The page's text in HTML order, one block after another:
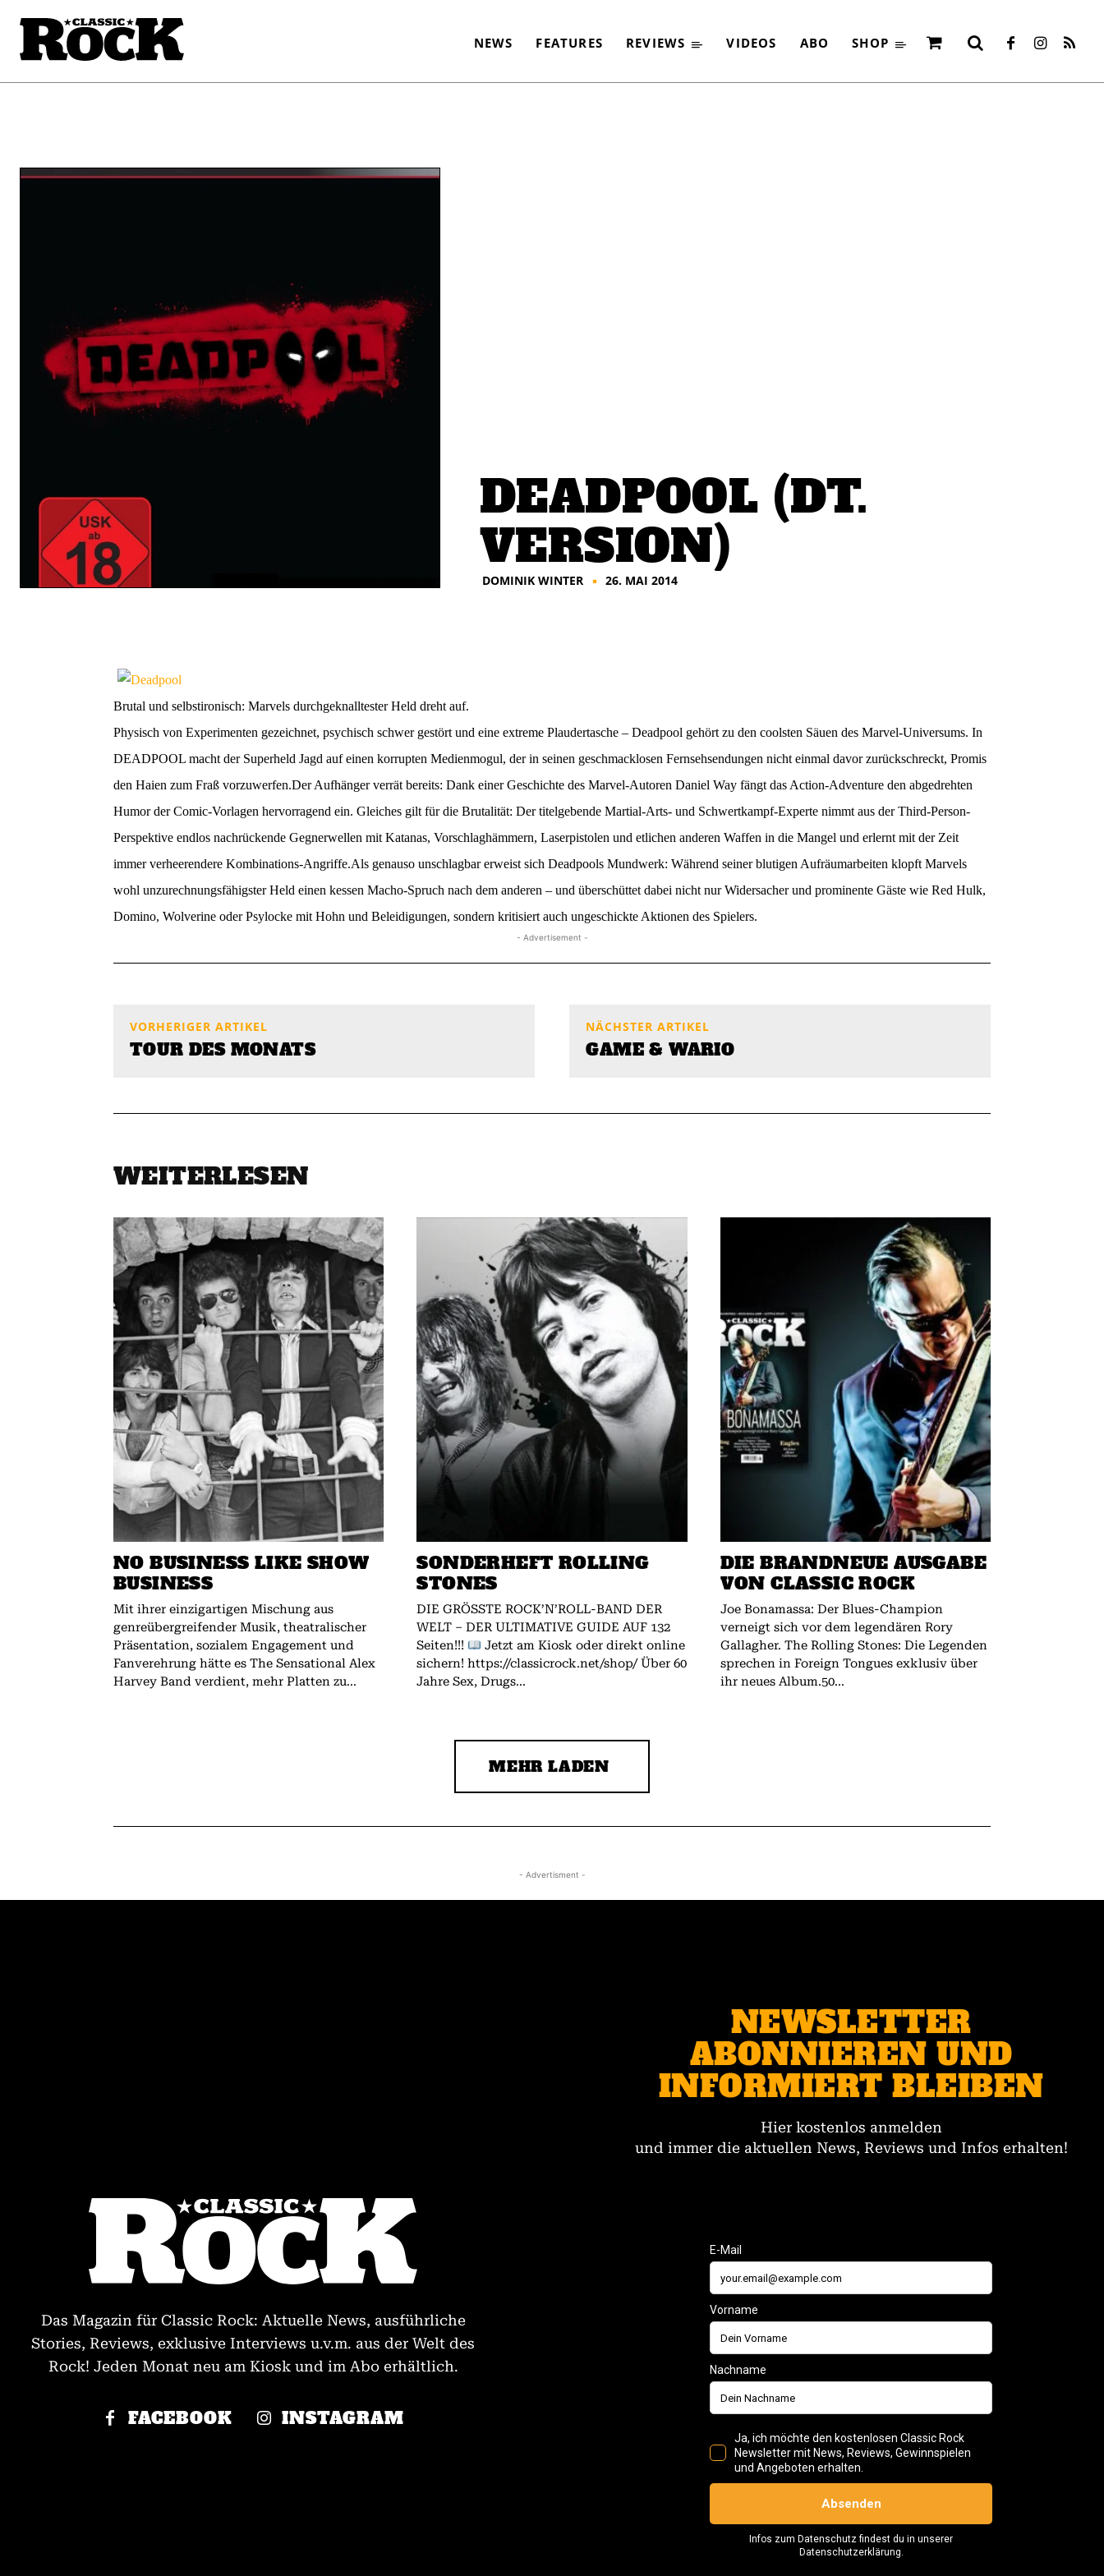
NEWS FEATURES REVIEWS VIDEOS ABO SHOP
DEADPOOL (DT.
VERSION)
DOMINIK WINTER ■ 26. MAI 2014
Brutal und selbstironisch: Marvels durchgeknalltester Held dreht auf.
Physisch von Experimenten gezeichnet, psychisch schwer gestört und eine extreme Plaudertasche – Deadpool gehört zu den coolsten Säuen des Marvel-Universums. In
DEADPOOL macht der Superheld Jagd auf einen korrupten Medienmogul, der in seinen geschmacklosen Fernsehsendungen nicht einmal davor zurückschreckt, Promis
den Haien zum Fraß vorzuwerfen.Der Aufhänger verrät bereits: Dank einer Geschichte des Marvel-Autoren Daniel Way fängt das Action-Adventure den abgedrehten
Humor der Comic-Vorlagen hervorragend ein. Gleiches gilt für die Brutalität: Der titelgebende Martial-Arts- und Schwertkampf-Experte nimmt aus der Third-Person-
Perspektive endlos nachrückende Gegnerwellen mit Katanas, Vorschlaghämmern, Laserpistolen und etlichen anderen Waffen in die Mangel und erlernt mit der Zeit
immer verheerendere Kombinations-Angriffe.Als genauso unschlagbar erweist sich Deadpools Mundwerk: Während seiner blutigen Aufräumarbeiten klopft Marvels
wohl unzurechnungsfähigster Held einen kessen Macho-Spruch nach dem anderen – und überschüttet dabei nicht nur Widersacher und prominente Gäste wie Red Hulk,
Domino, Wolverine oder Psylocke mit Hohn und Beleidigungen, sondern kritisiert auch ungeschickte Aktionen des Spielers.
- Advertisement -
VORHERIGER ARTIKEL
TOUR DES MONATS
NÄCHSTER ARTIKEL
GAME & WARIO
WEITERLESEN
NO BUSINESS LIKE SHOW
BUSINESS
Mit ihrer einzigartigen Mischung aus
genreübergreifender Musik, theatralischer
Präsentation, sozialem Engagement und
Fanverehrung hätte es The Sensational Alex
Harvey Band verdient, mehr Platten zu...
SONDERHEFT ROLLING
STONES
DIE GRÖSSTE ROCK’N’ROLL-BAND DER
WELT – DER ULTIMATIVE GUIDE AUF 132
Seiten!!!
Jetzt am Kiosk oder direkt online
sichern! https://classicrock.net/shop/ Über 60
Jahre Sex, Drugs...
DIE BRANDNEUE AUSGABE
VON CLASSIC ROCK
Joe Bonamassa: Der Blues-Champion
verneigt sich vor dem legendären Rory
Gallagher. The Rolling Stones: Die Legenden
sprechen in Foreign Tongues exklusiv über
ihr neues Album.50...
MEHR LADEN
- Advertisment -
Das Magazin für Classic Rock: Aktuelle News, ausführliche
Stories, Reviews, exklusive Interviews u.v.m. aus der Welt des
Rock! Jeden Monat neu am Kiosk und im Abo erhältlich.
FACEBOOK INSTAGRAM
NEWSLETTER
ABONNIEREN UND
INFORMIERT BLEIBEN
Hier kostenlos anmelden
und immer die aktuellen News, Reviews und Infos erhalten!